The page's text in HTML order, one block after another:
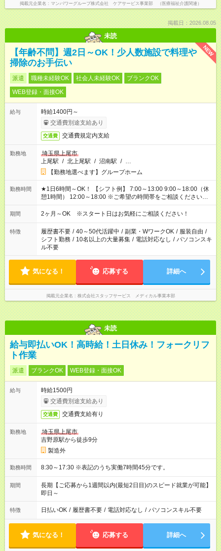
掲載元企業名 マンパワーグループ株式会社 ケアサービス事業部 （医療福祉介護関連）
掲載日：2026.08.05
未読
NEW
【年齢不問】週2日～OK！少人数施設で料理や
掃除のお手伝い
派遣 職種未経験OK 社会人未経験OK
ブランクOK
WEB登録・面接OK
給与
時給1400円～
交通費別途支給あり
交通費 交通費規定内支給
勤務地
埼玉県上尾市
上尾駅 / 北上尾駅 / 沼南駅 / …
【勤務地選べます】グループホーム
勤務時間
★1日6時間～OK！ 【シフト例】 7:00～13:00 9:00～18:00（休
憩1時間） 12:00～18:00 ※ご希望の時間帯をご相談ください。
※日勤、夜勤のみ、変則的な勤務等も相談OK！
期間 2ヶ月～OK ※スタート日はお気軽にご相談ください！
特徴 履歴書不要 / 40～50代活躍中 / 副業・WワークOK / 服装自由 /
シフト勤務 / 10名以上の大量募集 / 電話対応なし / パソコンスキ
ル不要
気になる！ 応募する 詳細へ
掲載元企業名 株式会社スタッフサービス メディカル事業本部
未読
給与即払いOK！高時給！土日休み！フォークリフ
ト作業
派遣 ブランクOK WEB登録・面接OK
給与
時給1500円
交通費別途支給あり
交通費 交通費支給有り
勤務地
埼玉県上尾市
吉野原駅から徒歩9分
製造外
勤務時間 8:30～17:30 ※表記のうち実働7時間45分です。
期間
長期【ご応募から1週間以内(最短2日目)のスピード就業が可能】
即日～
特徴 日払いOK / 履歴書不要 / 電話対応なし / パソコンスキル不要
気になる！ 応募する 詳細へ